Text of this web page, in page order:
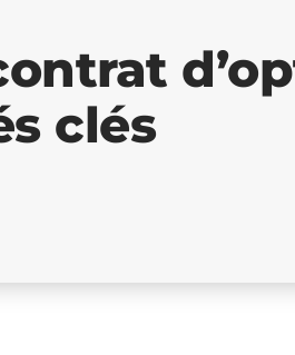
clés